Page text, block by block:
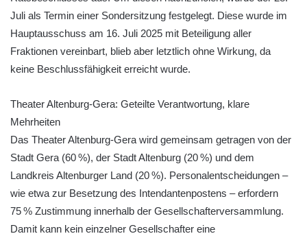
Juli als Termin einer Sondersitzung festgelegt. Diese wurde im
Hauptausschuss am 16. Juli 2025 mit Beteiligung aller
Fraktionen vereinbart, blieb aber letztlich ohne Wirkung, da
keine Beschlussfähigkeit erreicht wurde.
Theater Altenburg-Gera: Geteilte Verantwortung, klare
Mehrheiten
Das Theater Altenburg-Gera wird gemeinsam getragen von der
Stadt Gera (60 %), der Stadt Altenburg (20 %) und dem
Landkreis Altenburger Land (20 %). Personalentscheidungen –
wie etwa zur Besetzung des Intendantenpostens – erfordern
75 % Zustimmung innerhalb der Gesellschafterversammlung.
Damit kann kein einzelner Gesellschafter eine